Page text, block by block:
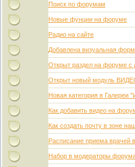
Поиск по форумам
Новые фунции на форуме
Радио на сайте
Добавлена визуальная
Открыт раздел на форуме с
Открыт новый модуль
Новая категория в Галереи
Как добавить видео на
Как создать почту в зоне
Расписание приема врачей
Набор в модераторы